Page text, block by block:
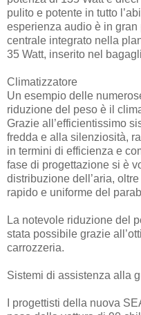
pulito e potente in tutto
esperienza audio è in gran
centrale integrato nella
35 Watt, inserito nel
Climatizzatore
Un esempio delle
riduzione del peso è il
Grazie all’efficientissimo
fredda e alla silenziosità,
in termini di efficienza e
fase di progettazione si è
distribuzione dell’aria,
rapido e uniforme del
La notevole riduzione del
stata possibile grazie
carrozzeria.
Sistemi di assistenza alla
I progettisti della nuova